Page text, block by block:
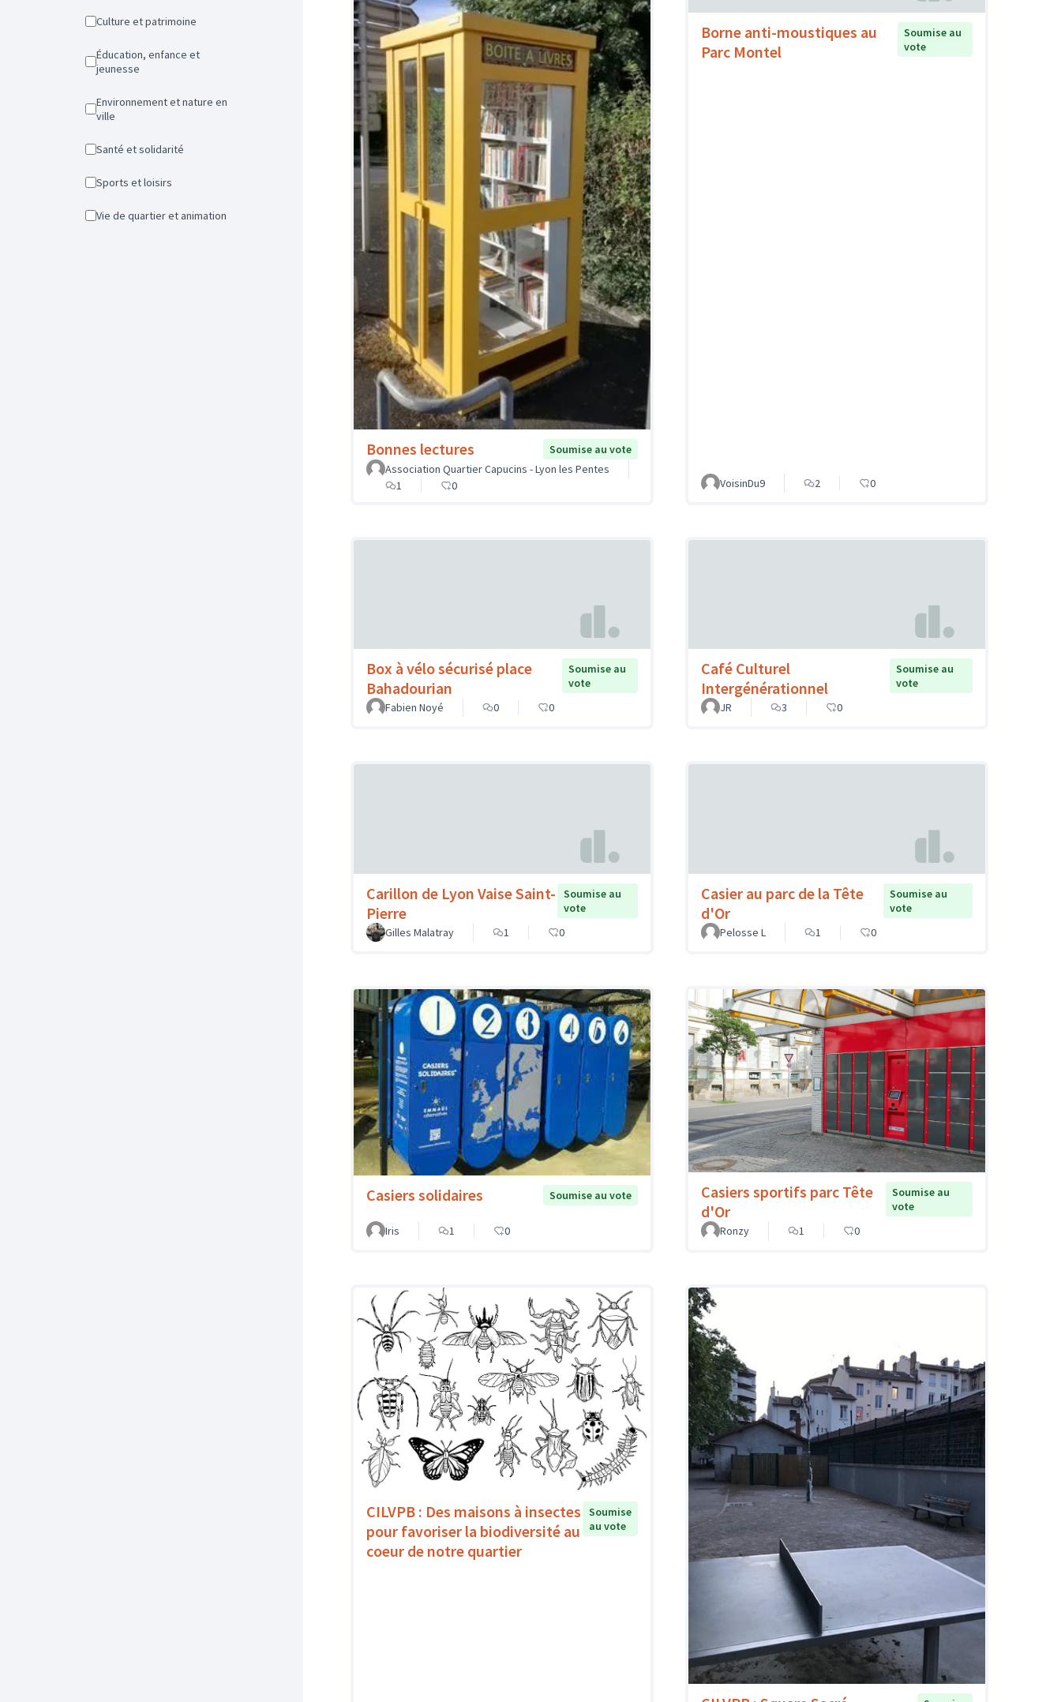
Culture et patrimoine
Éducation, enfance et
jeunesse
Environnement et nature en
ville
Santé et solidarité
Sports et loisirs
Vie de quartier et animation
Bonnes lectures
Soumise au vote
Association Quartier Capucins - Lyon les Pentes
1
0
Borne anti-moustiques au
Parc Montel
Soumise au
vote
VoisinDu9 2 0
Box à vélo sécurisé place
Bahadourian
Soumise au
vote
Fabien Noyé
0 0
Café Culturel
Intergénérationnel
Soumise au
vote
JR
3 0
Carillon de Lyon Vaise Saint-
Pierre
Soumise au
vote
Gilles Malatray
1 0
Casier au parc de la Tête
d'Or
Soumise au
vote
Pelosse L
1 0
Casiers solidaires Soumise au vote
Iris 1 0
Casiers sportifs parc Tête
d'Or
Soumise au
vote
Ronzy
1 0
CILVPB : Des maisons à insectes
pour favoriser la biodiversité au
coeur de notre quartier
Soumise
au vote